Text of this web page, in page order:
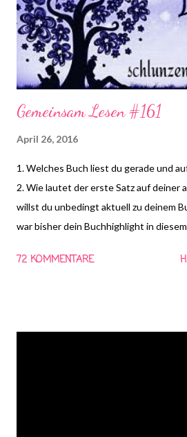
Gemeinsam Lesen #161
April 26, 2016
1. Welches Buch liest du gerade und
2. Wie lautet der erste Satz auf deiner
willst du unbedingt aktuell zu deinem
war bisher dein Buchhighlight in
anschauen und Vorschläge für die
72 KOMMENTARE